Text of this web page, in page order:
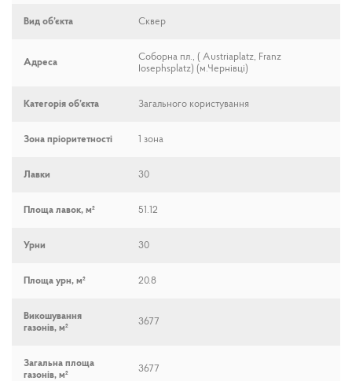
Вид об’єкта Сквер
Адреса
Соборна пл., ( Austriaplatz, Franz
Iosephsplatz) (м.Чернівці)
Категорія об’єкта Загального користування
Зона пріоритетності 1 зона
Лавки 30
Площа лавок, м² 51.12
Урни 30
Площа урн, м² 20.8
Викошування
газонів, м²
3677
Загальна площа
газонів, м²
3677